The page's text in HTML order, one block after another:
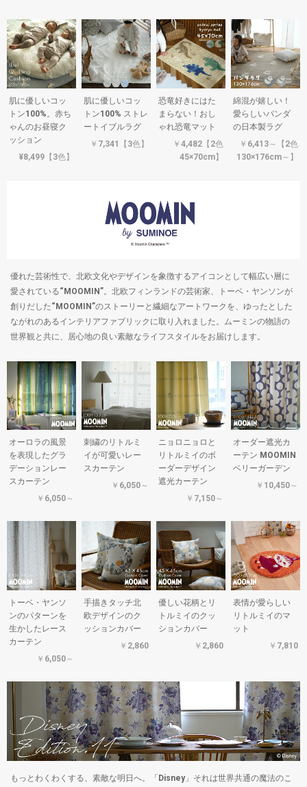
肌に優しいコッ
トン100%。赤ち
ゃんのお昼寝ク
ッション
¥8,499【3色】
肌に優しいコッ
トン100% ストレ
ートイブルラグ
￥7,341【3色】
恐竜好きにはた
まらない！おし
ゃれ恐竜マット
￥4,482【2色
45×70cm】
綿混が嬉しい！
愛らしいパンダ
の日本製ラグ
￥6,413～【2色
130×176cm～】
優れた芸術性で、北欧文化やデザインを象徴するアイコンとして幅広い層に
愛されている“MOOMIN”。北欧フィンランドの芸術家、トーベ・ヤンソンが
創りだした“MOOMIN”のストーリーと繊細なアートワークを、ゆったとした
ながれのあるインテリアファブリックに取り入れました。ムーミンの物語の
世界観と共に、居心地の良い素敵なライフスタイルをお届けします。
オーロラの風景
を表現したグラ
デーションレー
スカーテン
￥6,050～
刺繍のリトルミ
イが可愛いレー
スカーテン
￥6,050～
ニョロニョロと
リトルミイのボ
ーダーデザイン
遮光カーテン
￥7,150～
オーダー遮光カ
ーテン MOOMIN
ベリーガーデン
￥10,450～
トーベ・ヤンソ
ンのパターンを
生かしたレース
カーテン
￥6,050～
手描きタッチ北
欧デザインのク
ッションカバー
￥2,860
優しい花柄とリ
トルミイのクッ
ションカバー
￥2,860
表情が愛らしい
リトルミイのマ
ット
￥7,810
もっとわくわくする、素敵な明日へ。「Disney」それは世界共通の魔法のこ